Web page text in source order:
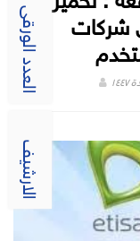
العدد الورقى
الارشيف
شركات